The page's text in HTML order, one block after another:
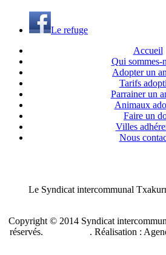
Le refuge
Accueil
Qui sommes-
Adopter un
Tarifs
Parrainer un
Animaux
Faire un
Villes
Nous
Le Syndicat intercommunal
Copyright © 2014 Syndicat
réservés.
. Réalisation :